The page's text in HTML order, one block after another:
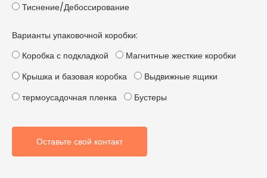
Тиснение/Дебоссирование
Варианты упаковочной коробки:
Коробка с подкладкой
Магнитные жесткие коробки
Крышка и базовая коробка
Выдвижные ящики
термоусадочная пленка
Бустеры
Оставьте свой контакт